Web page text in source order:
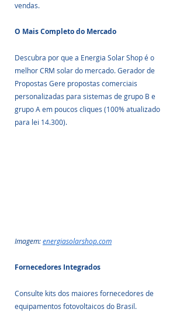
vendas.
O Mais Completo do Mercado
Descubra por que a Energia Solar Shop é o
melhor CRM solar do mercado. Gerador de
Propostas Gere propostas comerciais
personalizadas para sistemas de grupo B e
grupo A em poucos cliques (100% atualizado
para lei 14.300).
Imagem: energiasolarshop.com
Fornecedores Integrados
Consulte kits dos maiores fornecedores de
equipamentos fotovoltaicos do Brasil.